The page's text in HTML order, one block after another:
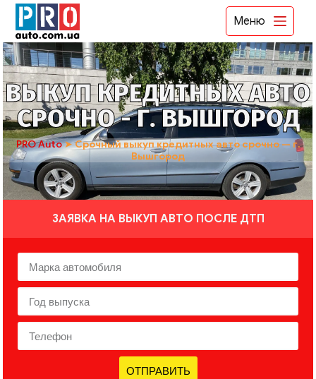
Меню
ВЫКУП КРЕДИТНЫХ АВТО
СРОЧНО - Г. ВЫШГОРОД
PRO Auto➤Срочный выкуп кредитных авто срочно — г.
Вышгород
ЗАЯВКА НА ВЫКУП АВТО ПОСЛЕ ДТП
ОТПРАВИТЬ